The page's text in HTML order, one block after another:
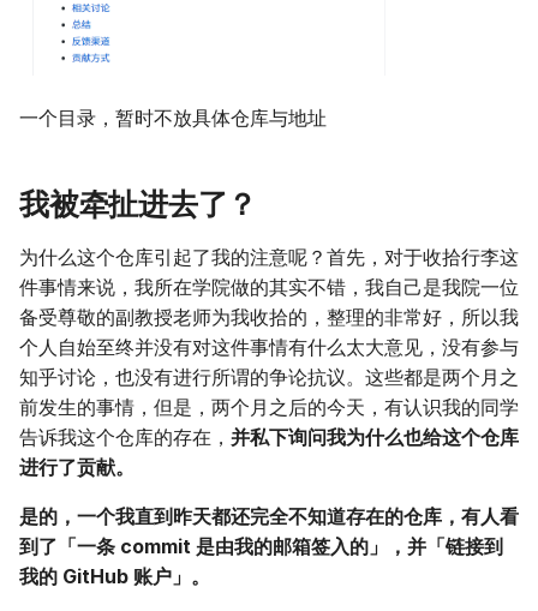
一个目录，暂时不放具体仓库与地址
我被牵扯进去了？
为什么这个仓库引起了我的注意呢？首先，对于收拾行李这
件事情来说，我所在学院做的其实不错，我自己是我院一位
备受尊敬的副教授老师为我收拾的，整理的非常好，所以我
个人自始至终并没有对这件事情有什么太大意见，没有参与
知乎讨论，也没有进行所谓的争论抗议。这些都是两个月之
前发生的事情，但是，两个月之后的今天，有认识我的同学
告诉我这个仓库的存在， 并私下询问我为什么也给这个仓库
进行了贡献。
是的，一个我直到昨天都还完全不知道存在的仓库，有人看
到了「一条 commit 是由我的邮箱签入的」，并「链接到
我的 GitHub 账户」。